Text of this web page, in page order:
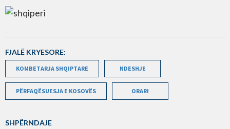
FJALË KRYESORE:
KOMBETARJA SHQIPTARE NDESHJE
PËRFAQËSUESJA E KOSOVËS ORARI
SHPËRNDAJE